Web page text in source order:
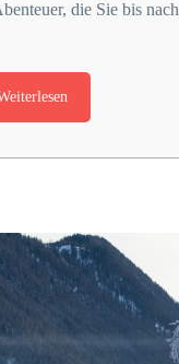
die Sie bis nach